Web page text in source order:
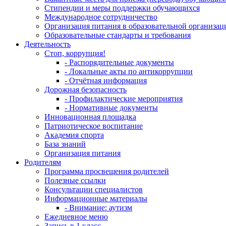
Стипендии и меры поддержки обучающихся
Международное сотрудничество
Организация питания в образовательной
Образовательные стандарты и требования
Деятельность
Стоп, коррупция!
- Распорядительные документы
- Локальные акты по антикоррупции
- Отчётная информация
Дорожная безопасность
- Профилактические мероприятия
- Нормативные документы
Инновационная площадка
Патриотическое воспитание
Академия спорта
База знаний
Организация питания
Родителям
Программа просвещения родителей
Полезные ссылки
Консультации специалистов
Информационные материалы
- Внимание: аутизм
Ежедневное меню